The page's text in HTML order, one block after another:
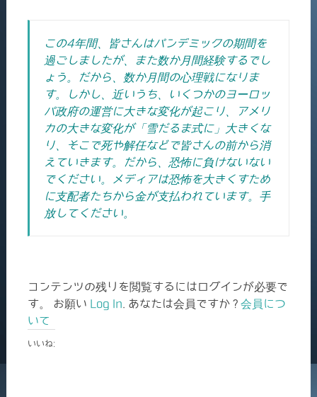
この4年間、皆さんはパンデミックの期間を
過ごしましたが、また数か月間経験するでし
ょう。だから、数か月間の心理戦になりま
す。しかし、
近いうち、いくつかのヨーロッ
パ政府の運営に大きな変化が起こり、アメリ
カの大きな変化が「雪だるま式に」大きくな
り、そこで死や解任などで皆さんの前から消
えていきます。
だから、恐怖に負けないない
でください。
メディアは恐怖を大きくすため
に支配者たちから金が支払われています。手
放してください。
コンテンツの残りを閲覧するにはログインが必要で
す。 お願い Log In . あなたは会員ですか ? 会員につ
いて
いいね: